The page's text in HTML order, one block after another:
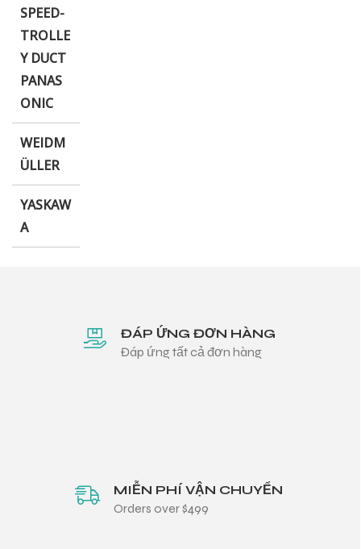
SPEED-
TROLLE
Y DUCT
PANAS
ONIC
WEIDM
ÜLLER
YASKAW
A
ĐÁP ỨNG ĐƠN HÀNG
Đáp ứng tất cả đơn hàng
MIỄN PHÍ VẬN CHUYỂN
Orders over $499